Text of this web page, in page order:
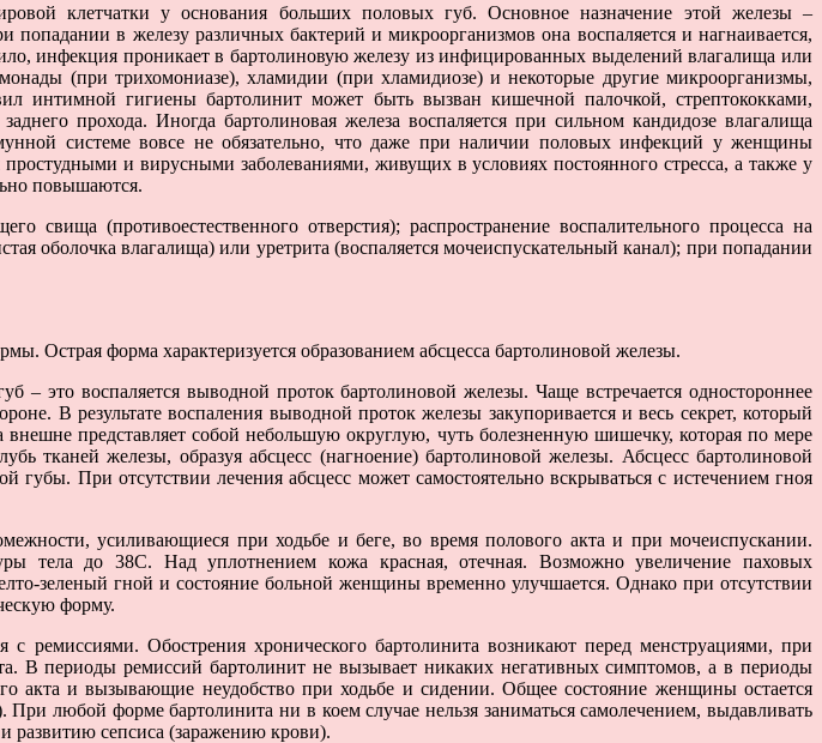
клетчатки у основания больших половых губ. Основное назначение этой железы –
в железу различных бактерий и микроорганизмов она воспаляется и нагнаивается,
инфекция проникает в бартолиновую железу из инфицированных выделений влагалища или
(при трихомониазе), хламидии (при хламидиозе) и некоторые другие микроорганизмы,
интимной гигиены бартолинит может быть вызван кишечной палочкой, стрептококками,
прохода. Иногда бартолиновая железа воспаляется при сильном кандидозе влагалища
системе вовсе не обязательно, что даже при наличии половых инфекций у женщины
и вирусными заболеваниями, живущих в условиях постоянного стресса, а также у
повышаются.
свища (противоестественного отверстия); распространение воспалительного процесса на
оболочка влагалища) или уретрита (воспаляется мочеиспускательный канал); при попадании
Острая форма характеризуется образованием абсцесса бартолиновой железы.
– это воспаляется выводной проток бартолиновой железы. Чаще встречается одностороннее
В результате воспаления выводной проток железы закупоривается и весь секрет, который
внешне представляет собой небольшую округлую, чуть болезненную шишечку, которая по мере
тканей железы, образуя абсцесс (нагноение) бартолиновой железы. Абсцесс бартолиновой
При отсутствии лечения абсцесс может самостоятельно вскрываться с истечением гноя
усиливающиеся при ходьбе и беге, во время полового акта и при мочеиспускании.
тела до 38С. Над уплотнением кожа красная, отечная. Возможно увеличение паховых
зеленый гной и состояние больной женщины временно улучшается. Однако при отсутствии
форму.
ремиссиями. Обострения хронического бартолинита возникают перед менструациями, при
В периоды ремиссий бартолинит не вызывает никаких негативных симптомов, а в периоды
акта и вызывающие неудобство при ходьбе и сидении. Общее состояние женщины остается
любой форме бартолинита ни в коем случае нельзя заниматься самолечением, выдавливать
развитию сепсиса (заражению крови).